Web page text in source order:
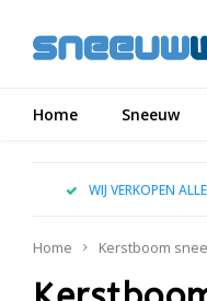
Home Sneeuw
WIJ VERKOPEN
Home Kerstboom